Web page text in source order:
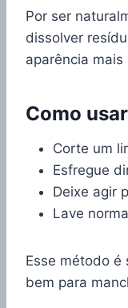
Por ser
dissolver
aparência mais
Como usar
Corte um
Esfregue
Deixe agir
Lave
Esse método é
bem para